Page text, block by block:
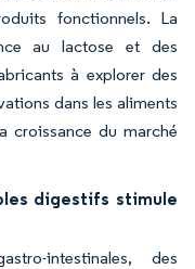
fonctionnels. La
au lactose et des
à explorer des
dans les aliments
croissance du marché
digestifs stimule
intestinales, des